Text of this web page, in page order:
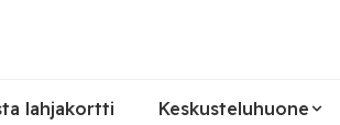
lahjakortti Keskusteluhuone